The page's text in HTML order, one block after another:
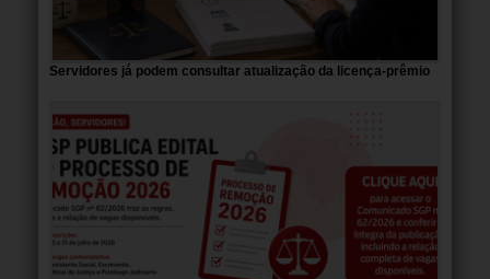
Servidores já podem consultar atualização da licença-prêmio